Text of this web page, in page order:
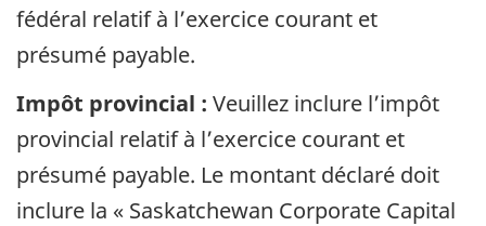
fédéral relatif à l’exercice courant et
présumé payable.
Impôt provincial : Veuillez inclure l’impôt
provincial relatif à l’exercice courant et
présumé payable. Le montant déclaré doit
inclure la « Saskatchewan Corporate Capital